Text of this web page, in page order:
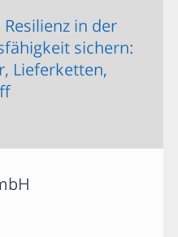
in der
sichern:
Lieferketten,